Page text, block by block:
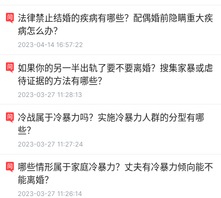
法律禁止结婚的疾病有哪些？配偶婚前隐瞒重大疾
病怎么办？
2023-04-14 16:57:22
如果你的另一半出轨了要不要离婚？搜集家暴或虐
待证据的方法有哪些？
2023-03-27 11:28:13
冷战属于冷暴力吗？实施冷暴力人群的分型有哪
些？
2023-03-27 11:27:24
哪些情形属于家庭冷暴力？丈夫有冷暴力倾向能不
能离婚？
2023-03-27 11:26:14